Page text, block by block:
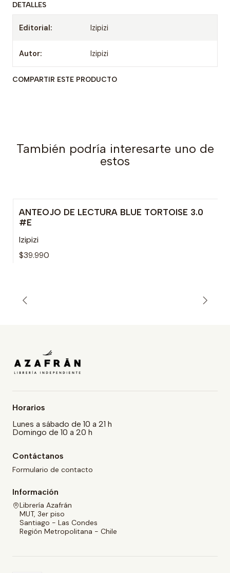
DETALLES
Editorial: Izipizi
Autor: Izipizi
COMPARTIR ESTE PRODUCTO
También podría interesarte uno de
estos
ANTEOJO DE LECTURA BLUE TORTOISE 3.0
#E
Izipizi
$39.990
Horarios
Lunes a sábado de 10 a 21 h
Domingo de 10 a 20 h
Contáctanos
Formulario de contacto
Información
Librería Azafrán
MUT, 3er piso
Santiago - Las Condes
Región Metropolitana - Chile